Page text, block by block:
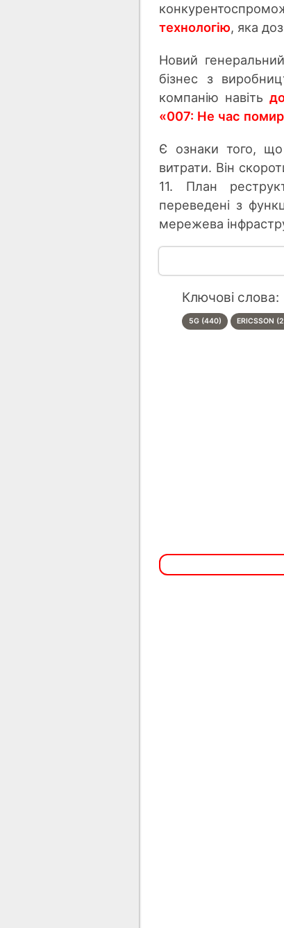
технологію, яка
Новий
бізнес з
компанію навіть
«007: Не час
Є ознаки того, що
витрати. Він
11. План
переведені з
мережева
Ключові слова:
5G (440) ERICSSON